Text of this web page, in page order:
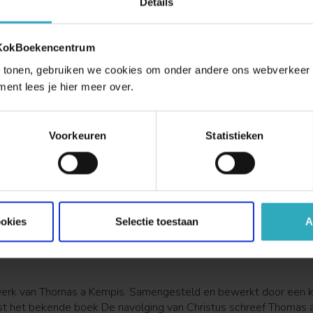
gebruiken we cookies om onder andere ons webverkeer
lees je hier meer over.
Voorkeuren Statistieken
Selectie toestaan
dagboek samen uit de bekende geschriften en uit nog niet
gepubliceerde teksten.
meer >
vertegenwoordiger van de middeleeuwse
hoofdwerk De imitatie van Christus
behoort tot de
van Thomas a Kempis. Samengesteld en bewerkt door een
het bekende boek De navolging van Christus schreef